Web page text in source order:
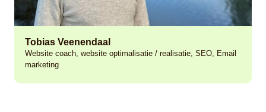
Lees meer over
Tobias Veenendaal
Website coach, website optimalisatie / realisatie, SEO, Email
marketing